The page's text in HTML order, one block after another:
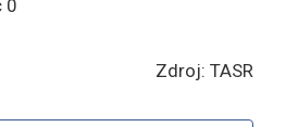
0
Zdroj: TASR